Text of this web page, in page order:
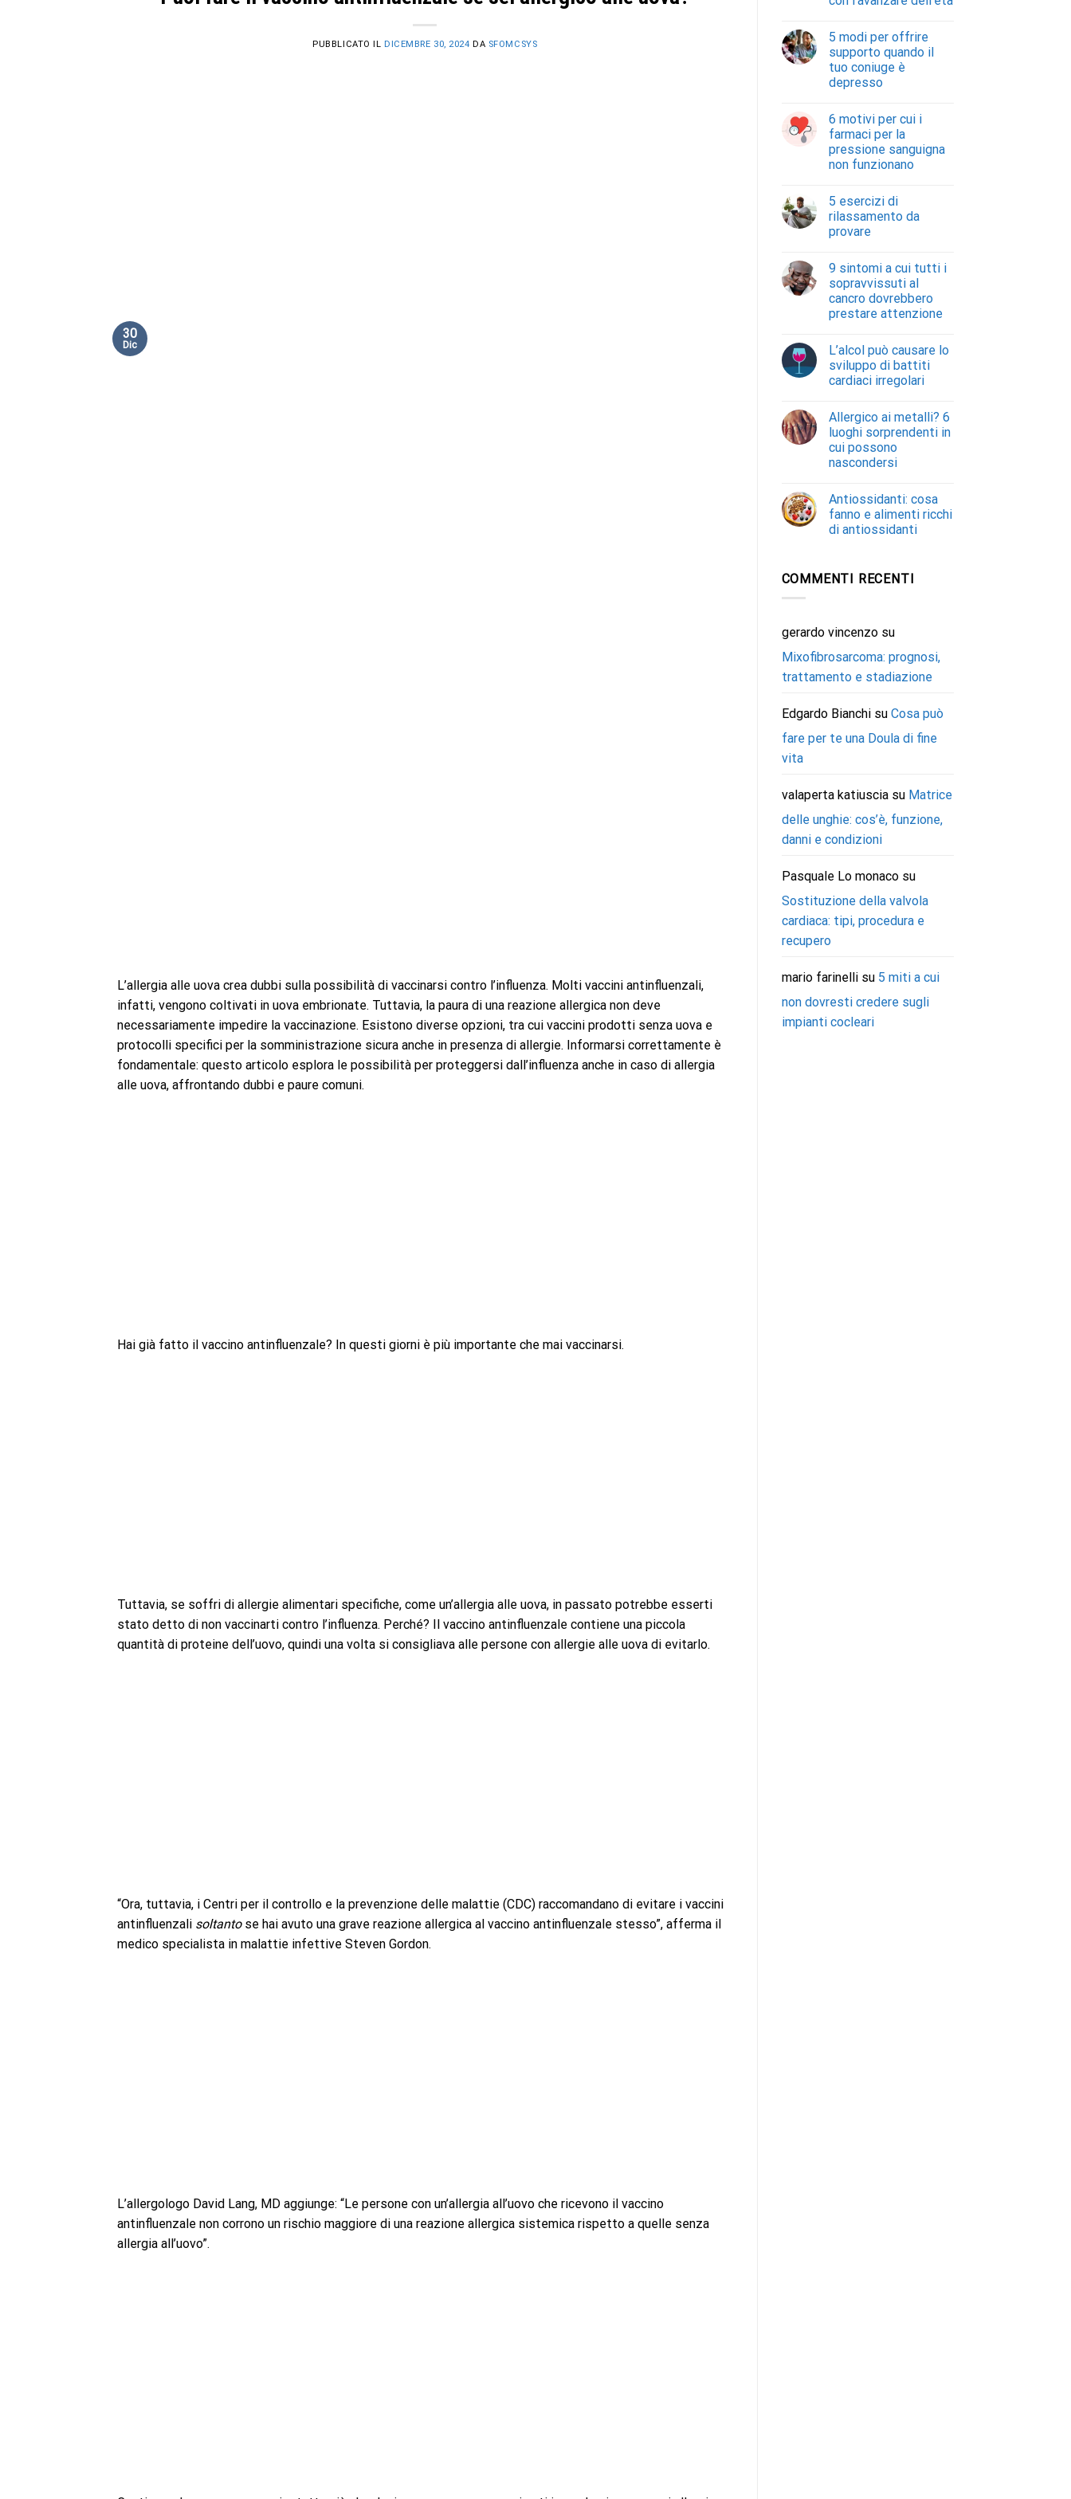
PUBBLICATO IL DICEMBRE 30, 2024 DA SFOMCSYS
30
Dic
L’allergia alle uova crea dubbi sulla possibilità di vaccinarsi contro l’influenza. Molti vaccini antinfluenzali,
infatti, vengono coltivati in uova embrionate. Tuttavia, la paura di una reazione allergica non deve
necessariamente impedire la vaccinazione. Esistono diverse opzioni, tra cui vaccini prodotti senza uova e
protocolli specifici per la somministrazione sicura anche in presenza di allergie. Informarsi correttamente è
fondamentale: questo articolo esplora le possibilità per proteggersi dall’influenza anche in caso di allergia
alle uova, affrontando dubbi e paure comuni.
Hai già fatto il vaccino antinfluenzale? In questi giorni è più importante che mai vaccinarsi.
Tuttavia, se soffri di allergie alimentari specifiche, come un’allergia alle uova, in passato potrebbe esserti
stato detto di non vaccinarti contro l’influenza. Perché? Il vaccino antinfluenzale contiene una piccola
quantità di proteine ​​dell’uovo, quindi una volta si consigliava alle persone con allergie alle uova di evitarlo.
“Ora, tuttavia, i Centri per il controllo e la prevenzione delle malattie (CDC) raccomandano di evitare i vaccini
antinfluenzali soltantose hai avuto una grave reazione allergica al vaccino antinfluenzale stesso”, afferma il
medico specialista in malattie infettive Steven Gordon.
L’allergologo David Lang, MD aggiunge: “Le persone con un’allergia all’uovo che ricevono il vaccino
antinfluenzale non corrono un rischio maggiore di una reazione allergica sistemica rispetto a quelle senza
allergia all’uovo”.
5 modi per offrire
supporto quando il
tuo coniuge è
depresso
6 motivi per cui i
farmaci per la
pressione sanguigna
non funzionano
5 esercizi di
rilassamento da
provare
9 sintomi a cui tutti i
sopravvissuti al
cancro dovrebbero
prestare attenzione
L’alcol può causare lo
sviluppo di battiti
cardiaci irregolari
Allergico ai metalli? 6
luoghi sorprendenti in
cui possono
nascondersi
Antiossidanti: cosa
fanno e alimenti ricchi
di antiossidanti
COMMENTI RECENTI
gerardo vincenzosu
Mixofibrosarcoma: prognosi,
trattamento e stadiazione
Edgardo Bianchisu Cosa può
fare per te una Doula di fine
vita
valaperta katiusciasu Matrice
delle unghie: cos’è, funzione,
danni e condizioni
Pasquale Lo monacosu
Sostituzione della valvola
cardiaca: tipi, procedura e
recupero
mario farinellisu 5 miti a cui
non dovresti credere sugli
impianti cocleari